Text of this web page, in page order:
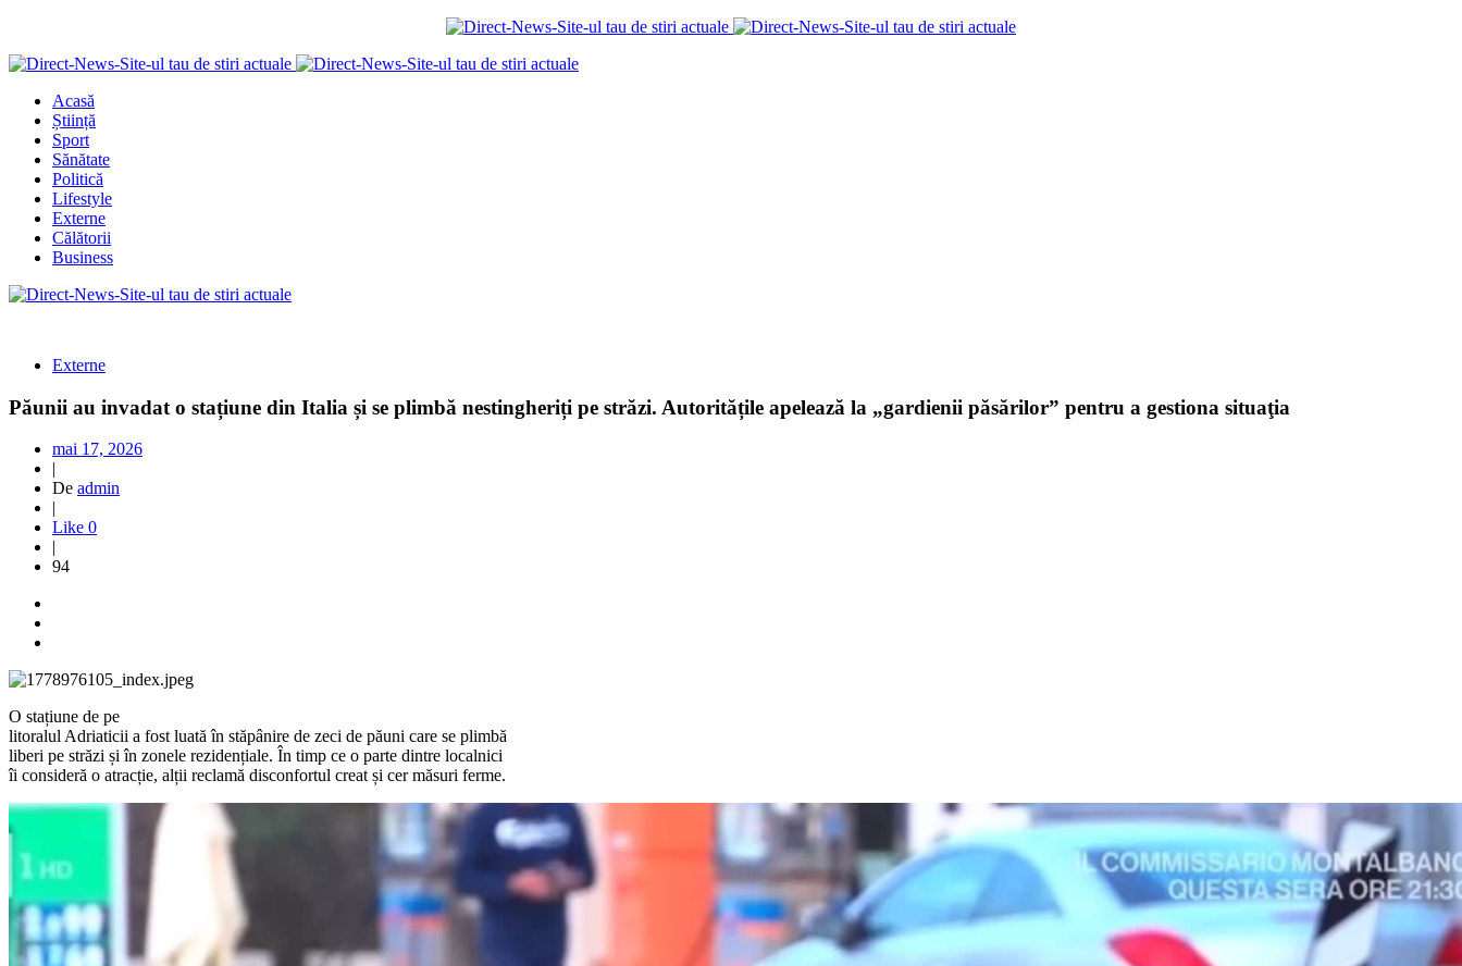
Acasă
Știință
Sport
Sănătate
Politică
Lifestyle
Externe
Călătorii
Business
Externe
Păunii au invadat o stațiune din Italia și se plimbă nestingheriți pe străzi. Autoritățile apelează la „gardienii păsărilor” pentru a gestiona situaţia
mai 17, 2026
|
De admin
|
Like 0
|
94
O stațiune de pe
litoralul Adriaticii a fost luată în stăpânire de zeci de păuni care se plimbă
liberi pe străzi și în zonele rezidențiale. În timp ce o parte dintre localnici
îi consideră o atracție, alții reclamă disconfortul creat și cer măsuri ferme.